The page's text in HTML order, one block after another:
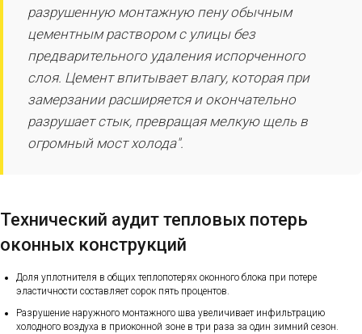
разрушенную монтажную пену обычным
цементным раствором с улицы без
предварительного удаления испорченного
слоя. Цемент впитывает влагу, которая при
замерзании расширяется и окончательно
разрушает стык, превращая мелкую щель в
огромный мост холода".
Технический аудит тепловых потерь
оконных конструкций
Доля уплотнителя в общих теплопотерях оконного блока при потере
эластичности составляет сорок пять процентов.
Разрушение наружного монтажного шва увеличивает инфильтрацию
холодного воздуха в приоконной зоне в три раза за один зимний сезон.